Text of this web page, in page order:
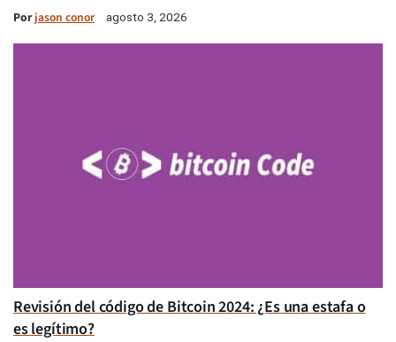
Porjason conor agosto 3, 2026
Revisión del código de Bitcoin 2024: ¿Es una estafa o
es legítimo?